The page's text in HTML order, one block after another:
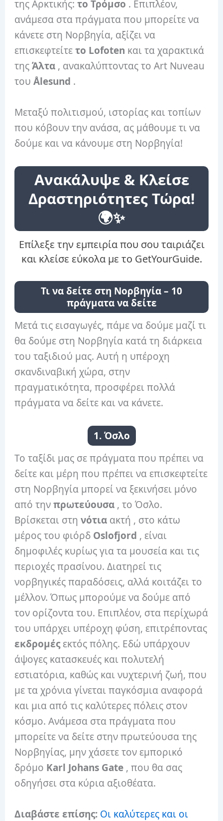
της Αρκτικής:το Τρόμσο . Επιπλέον,
ανάμεσα στα πράγματα που μπορείτε να
κάνετε στη Νορβηγία, αξίζει να
επισκεφτείτετο Lofoten και τα χαρακτικά
τηςΆλτα , ανακαλύπτοντας το Art Nuveau
τουÅlesund .
Μεταξύ πολιτισμού, ιστορίας και τοπίων
που κόβουν την ανάσα, ας μάθουμε τι να
δούμε και να κάνουμε στη Νορβηγία!
Ανακάλυψε & Κλείσε
Δραστηριότητες Τώρα!
🌍✨
Επίλεξε την εμπειρία που σου ταιριάζει
και κλείσε εύκολα με το GetYourGuide.
Τι να δείτε στη Νορβηγία – 10
πράγματα να δείτε
Μετά τις εισαγωγές, πάμε να δούμε μαζί τι
θα δούμε στη Νορβηγία κατά τη διάρκεια
του ταξιδιού μας. Αυτή η υπέροχη
σκανδιναβική χώρα, στην
πραγματικότητα, προσφέρει πολλά
πράγματα να δείτε και να κάνετε.
1. Όσλο
Το ταξίδι μας σε πράγματα που πρέπει να
δείτε και μέρη που πρέπει να επισκεφτείτε
στη Νορβηγία μπορεί να ξεκινήσει μόνο
από τηνπρωτεύουσα , το Όσλο.
Βρίσκεται στηνότια ακτή , στο κάτω
μέρος του φιόρδ Oslofjord , είναι
δημοφιλές κυρίως για τα μουσεία και τις
περιοχές πρασίνου. Διατηρεί τις
νορβηγικές παραδόσεις, αλλά κοιτάζει το
μέλλον. Όπως μπορούμε να δούμε από
τον ορίζοντα του. Επιπλέον, στα περίχωρά
του υπάρχει υπέροχη φύση, επιτρέποντας
εκδρομέςεκτός πόλης. Εδώ υπάρχουν
άψογες κατασκευές και πολυτελή
εστιατόρια, καθώς και νυχτερινή ζωή, που
με τα χρόνια γίνεται παγκόσμια αναφορά
και μια από τις καλύτερες πόλεις στον
κόσμο. Ανάμεσα στα πράγματα που
μπορείτε να δείτε στην πρωτεύουσα της
Νορβηγίας, μην χάσετε τον εμπορικό
δρόμο Karl Johans Gate , που θα σας
οδηγήσει στα κύρια αξιοθέατα.
Διαβάστε επίσης: Οι καλύτερες και οι